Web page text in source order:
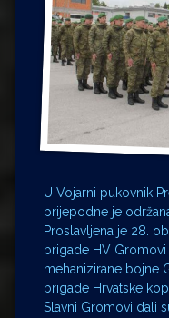
U Vojarni pukovnik
prijepodne je
Proslavljena je 28.
brigade HV Gromovi
mehanizirane bojne
brigade Hrvatske
Slavni Gromovi dali